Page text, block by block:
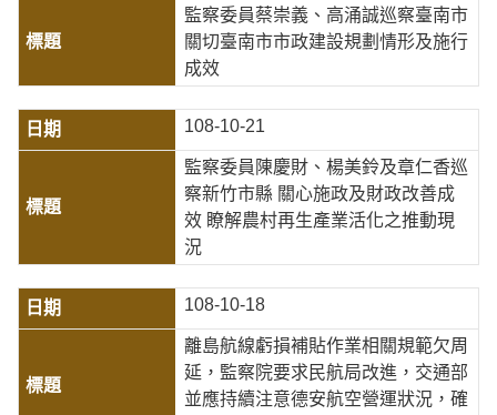
監察委員蔡崇義、高涌誠巡察臺南市
關切臺南市市政建設規劃情形及施行
成效
108-10-21
監察委員陳慶財、楊美鈴及章仁香巡
察新竹市縣 關心施政及財政改善成
效 瞭解農村再生產業活化之推動現
況
108-10-18
離島航線虧損補貼作業相關規範欠周
延，監察院要求民航局改進，交通部
並應持續注意德安航空營運狀況，確